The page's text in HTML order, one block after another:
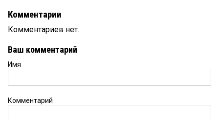
Комментарии
Комментариев нет.
Ваш комментарий
Имя
Комментарий